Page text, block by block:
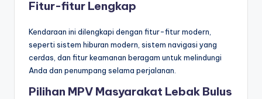
Fitur-fitur Lengkap
Kendaraan ini dilengkapi dengan fitur-fitur modern,
seperti sistem hiburan modern, sistem navigasi yang
cerdas, dan fitur keamanan beragam untuk melindungi
Anda dan penumpang selama perjalanan.
Pilihan MPV Masyarakat Lebak Bulus